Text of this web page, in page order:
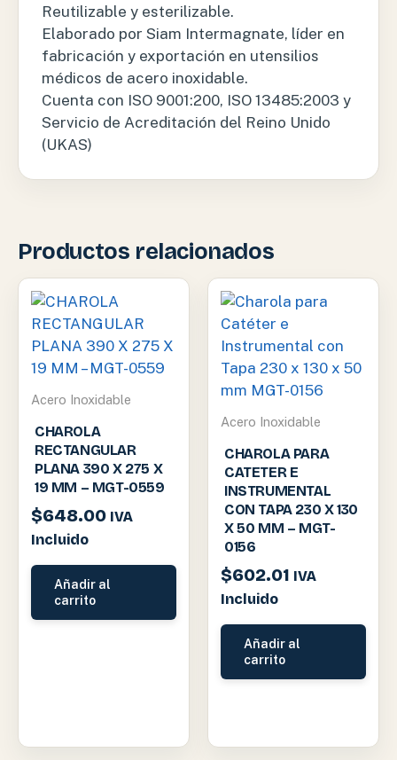
Reutilizable y esterilizable.
Elaborado por Siam Intermagnate, líder en
fabricación y exportación en utensilios
médicos de acero inoxidable.
Cuenta con ISO 9001:200, ISO 13485:2003 y
Servicio de Acreditación del Reino Unido
(UKAS)
Productos relacionados
Acero Inoxidable
CHAROLA
RECTANGULAR
PLANA 390 X 275 X
19 MM – MGT-0559
$648.00 IVA
Incluido
Añadir al
carrito
Acero Inoxidable
CHAROLA PARA
CATETER E
INSTRUMENTAL
CON TAPA 230 X 130
X 50 MM – MGT-
0156
$602.01 IVA
Incluido
Añadir al
carrito